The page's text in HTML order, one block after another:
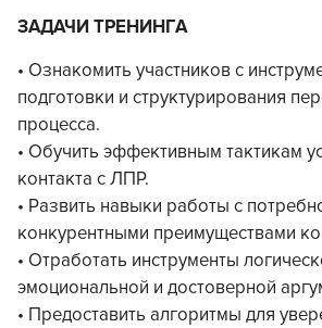
ЗАДАЧИ ТРЕНИНГА
• Ознакомить участников с
подготовки и структурирования
процесса.
• Обучить эффективным тактикам
контакта с ЛПР.
• Развить навыки работы с
конкурентными преимуществами
• Отработать инструменты
эмоциональной и достоверной
• Предоставить алгоритмы для